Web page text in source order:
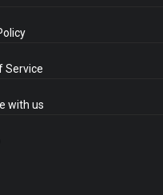
Service
with us